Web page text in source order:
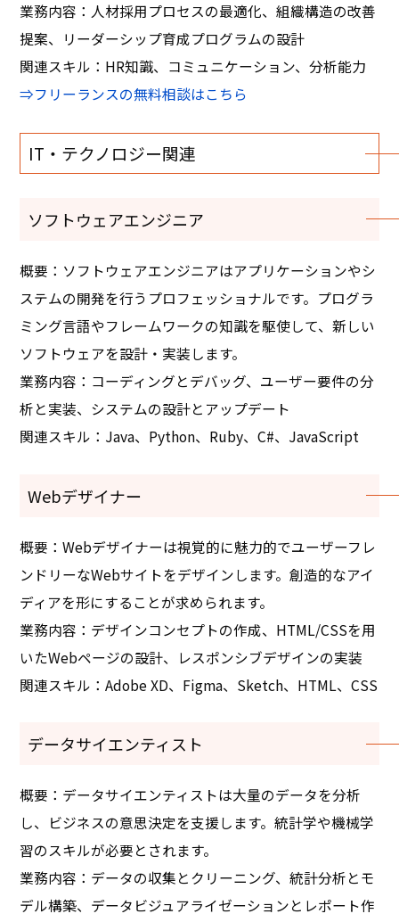
業務内容：人材採用プロセスの最適化、組織構造の改善
提案、リーダーシップ育成プログラムの設計
関連スキル：HR知識、コミュニケーション、分析能力
⇒フリーランスの無料相談はこちら
IT・テクノロジー関連
ソフトウェアエンジニア
概要：ソフトウェアエンジニアはアプリケーションやシ
ステムの開発を行うプロフェッショナルです。プログラ
ミング言語やフレームワークの知識を駆使して、新しい
ソフトウェアを設計・実装します。
業務内容：コーディングとデバッグ、ユーザー要件の分
析と実装、システムの設計とアップデート
関連スキル：Java、Python、Ruby、C#、JavaScript
Webデザイナー
概要：Webデザイナーは視覚的に魅力的でユーザーフレ
ンドリーなWebサイトをデザインします。創造的なアイ
ディアを形にすることが求められます。
業務内容：デザインコンセプトの作成、HTML/CSSを用
いたWebページの設計、レスポンシブデザインの実装
関連スキル：Adobe XD、Figma、Sketch、HTML、CSS
データサイエンティスト
概要：データサイエンティストは大量のデータを分析
し、ビジネスの意思決定を支援します。統計学や機械学
習のスキルが必要とされます。
業務内容：データの収集とクリーニング、統計分析とモ
デル構築、データビジュアライゼーションとレポート作